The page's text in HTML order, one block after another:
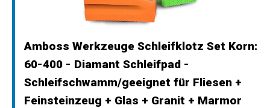
Amboss Werkzeuge Schleifklotz Set Korn:
60-400 - Diamant Schleifpad -
Schleifschwamm/geeignet für Fliesen +
Feinsteinzeug + Glas + Granit + Marmor